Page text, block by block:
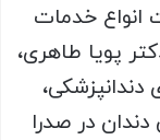
انواع خدمات
پویا طاهری،
دندانپزشکی،
در صدرا